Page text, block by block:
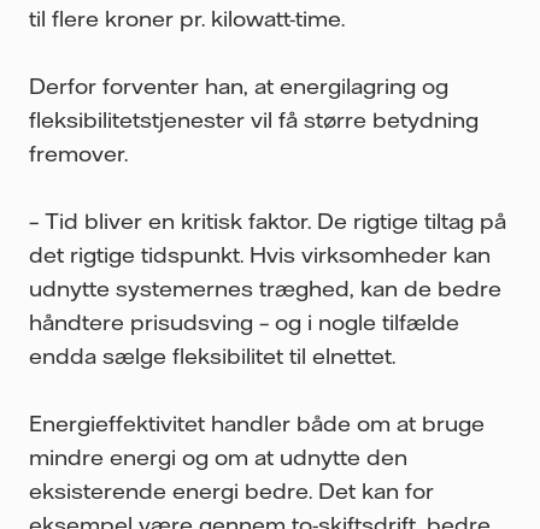
til flere kroner pr. kilowatt-time.
Derfor forventer han, at energilagring og
fleksibilitetstjenester vil få større betydning
fremover.
– Tid bliver en kritisk faktor. De rigtige tiltag på
det rigtige tidspunkt. Hvis virksomheder kan
udnytte systemernes træghed, kan de bedre
håndtere prisudsving – og i nogle tilfælde
endda sælge fleksibilitet til elnettet.
Energieffektivitet handler både om at bruge
mindre energi og om at udnytte den
eksisterende energi bedre. Det kan for